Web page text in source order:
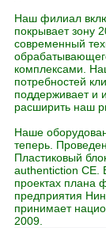
Наш филиал
покрывает зону
современный
комплексами.
потребностей
поддерживает и
расширить наш
Наше
теперь.
Пластиковый
authentiction CE.
проектах плана
предприятия
принимает
2009.